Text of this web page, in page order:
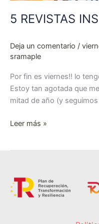
5 REVISTAS
Deja un comentario /
sramaple
Por fin es viernes!! lo
Estoy tan agotada que
mitad de año (y
Leer más »